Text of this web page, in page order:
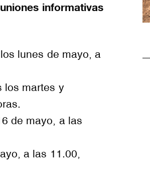
informativas
lunes de mayo, a
los martes y
de mayo, a las
a las 11.00,